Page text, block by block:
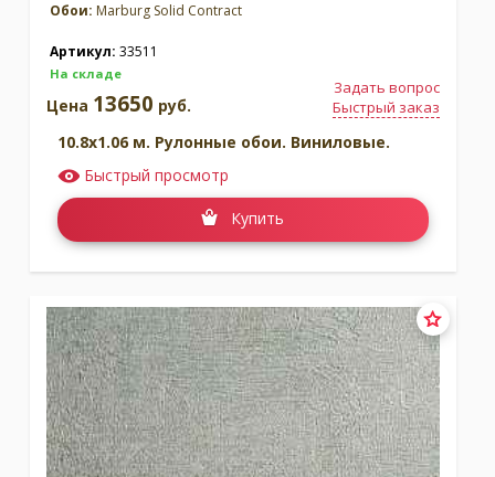
Обои: Marburg Solid Contract
Артикул: 33511
На складе
Задать вопрос
Быстрый заказ
Цена 13650 руб.
10.8x1.06 м. Рулонные обои. Виниловые.
Быстрый просмотр
Купить